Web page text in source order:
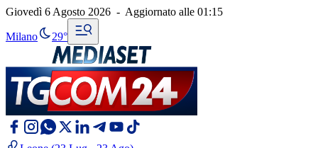
Giovedì 6 Agosto 2026 - Aggiornato alle 01:15
Milano 29°